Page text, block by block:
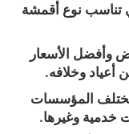
تناسب نوع أقمشة
وأفضل الأسعار
أعياد وخلافه.
مختلف المؤسسات
خدمية وغيرها.